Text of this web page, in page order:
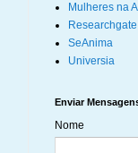
Mulheres na
Researchgate
SeAnima
Universia
Enviar
Nome